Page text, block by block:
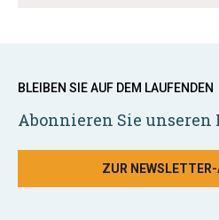
BLEIBEN SIE AUF DEM LAUFENDEN
Abonnieren Sie unseren
ZUR